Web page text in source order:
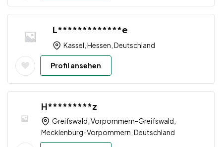
L*************e
Kassel, Hessen, Deutschland
Profil ansehen
H*********z
Greifswald, Vorpommern-Greifswald,
Mecklenburg-Vorpommern, Deutschland